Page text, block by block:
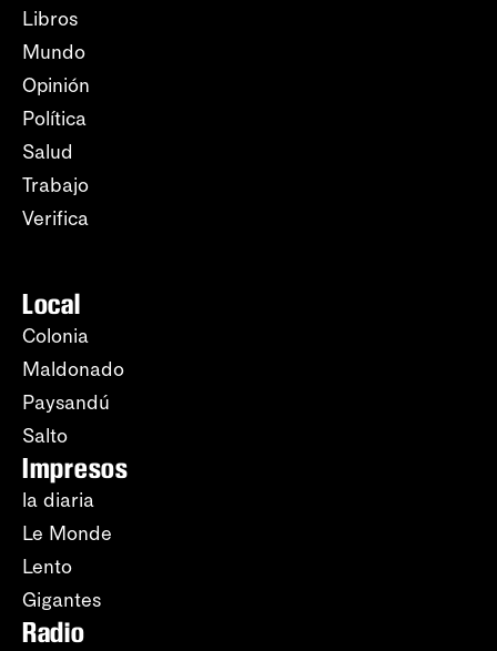
Libros
Mundo
Opinión
Política
Salud
Trabajo
Verifica
Local
Colonia
Maldonado
Paysandú
Salto
Impresos
la diaria
Le Monde
Lento
Gigantes
Radio